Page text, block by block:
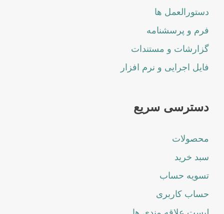
دستورالعمل ها
فرم و پرسشنامه
گزارشات و مستندات
فایل اجرایی و نرم افزار
دسترسی سریع
محصولات
سبد خرید
تسویه حساب
حساب کاربری